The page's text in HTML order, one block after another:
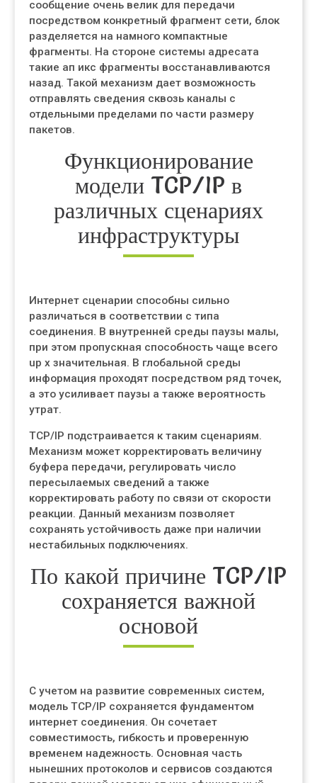
сообщение очень велик для передачи
посредством конкретный фрагмент сети, блок
разделяется на намного компактные
фрагменты. На стороне системы адресата
такие ап икс фрагменты восстанавливаются
назад. Такой механизм дает возможность
отправлять сведения сквозь каналы с
отдельными пределами по части размеру
пакетов.
Функционирование
модели TCP/IP в
различных сценариях
инфраструктуры
Интернет сценарии способны сильно
различаться в соответствии с типа
соединения. В внутренней среды паузы малы,
при этом пропускная способность чаще всего
up x значительная. В глобальной среды
информация проходят посредством ряд точек,
а это усиливает паузы а также вероятность
утрат.
TCP/IP подстраивается к таким сценариям.
Механизм может корректировать величину
буфера передачи, регулировать число
пересылаемых сведений а также
корректировать работу по связи от скорости
реакции. Данный механизм позволяет
сохранять устойчивость даже при наличии
нестабильных подключениях.
По какой причине TCP/IP
сохраняется важной
основой
С учетом на развитие современных систем,
модель TCP/IP сохраняется фундаментом
интернет соединения. Он сочетает
совместимость, гибкость и проверенную
временем надежность. Основная часть
нынешних протоколов и сервисов создаются